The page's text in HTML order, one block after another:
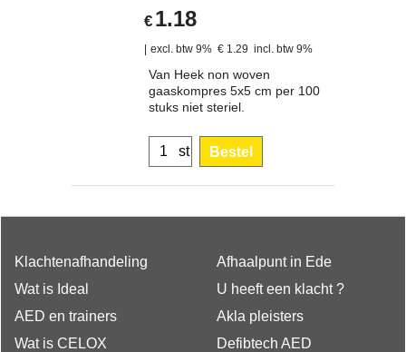
€ 1.18
excl. btw 9% € 1.29 incl. btw 9%
Van Heek non woven
gaaskompres 5x5 cm per 100
stuks niet steriel.
st Bestel
Klachtenafhandeling
Wat is Ideal
AED en trainers
Wat is CELOX
Afhaalpunt in Ede
U heeft een klacht ?
Akla pleisters
Defibtech AED